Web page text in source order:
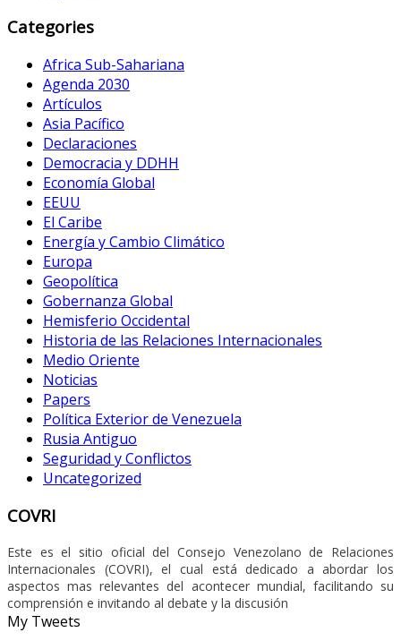
Categories
Africa Sub-Sahariana
Agenda 2030
Artículos
Asia Pacífico
Declaraciones
Democracia y DDHH
Economía Global
EEUU
El Caribe
Energía y Cambio Climático
Europa
Geopolítica
Gobernanza Global
Hemisferio Occidental
Historia de las Relaciones Internacionales
Medio Oriente
Noticias
Papers
Política Exterior de Venezuela
Rusia Antiguo
Seguridad y Conflictos
Uncategorized
COVRI
Este es el sitio oficial del Consejo Venezolano de Relaciones
Internacionales (COVRI), el cual está dedicado a abordar los
aspectos mas relevantes del acontecer mundial, facilitando su
comprensión e invitando al debate y la discusión
My Tweets